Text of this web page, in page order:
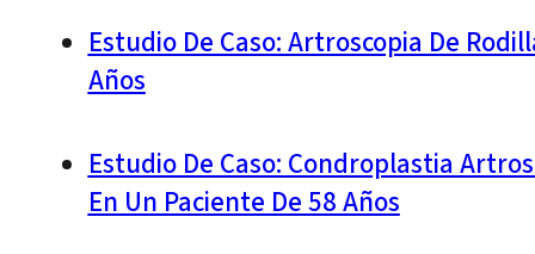
Estudio De Caso: Artroscopia De
Años
Estudio De Caso: Condroplastia
En Un Paciente De 58 Años